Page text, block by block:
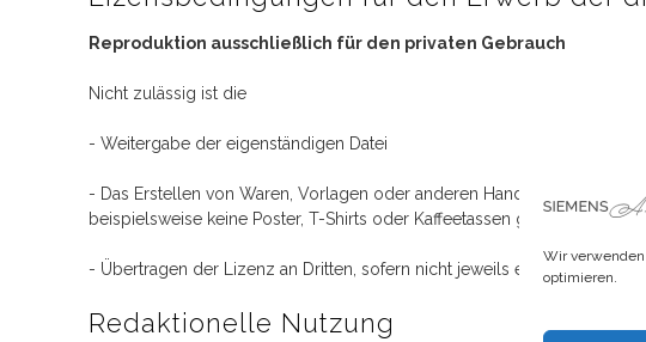
Wir
optimieren.
Reproduktion ausschließlich für den privaten Gebrauch
Nicht zulässig ist die
- Weitergabe der eigenständigen Datei
- Das Erstellen von Waren, Vorlagen oder anderen Handels- und
beispielsweise keine Poster, T-Shirts oder Kaffeetassen gestaltet
- Übertragen der Lizenz an Dritten, sofern nicht jeweils eine separate
Redaktionelle Nutzung